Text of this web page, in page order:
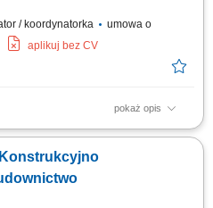
/ koordynatorka
umowa o
aplikuj bez CV
pokaż opis
na budowie i nadzór
technicznej pod kątem jej
optymalizacji; Zapewnienie